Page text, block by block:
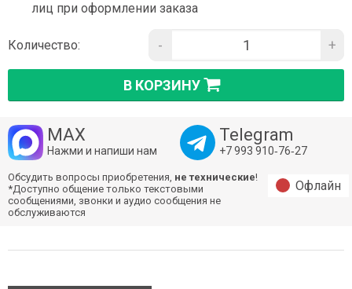
лиц при оформлении заказа
Количество: - +
В КОРЗИНУ
MAX
Нажми и напиши нам
Telegram
+7 993 910‑76‑27
Обсудить вопросы приобретения, не технические!
*Доступно общение только текстовыми
сообщениями, звонки и аудио сообщения не
обслуживаются
Офлайн